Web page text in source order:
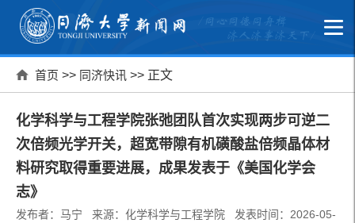
首页 >> 同济快讯 >> 正文
化学科学与工程学院张弛团队首次实现两步可逆二
次倍频光学开关，超宽带隙有机磺酸盐倍频晶体材
料研究取得重要进展，成果发表于《美国化学会
志》
发布者：马宁 来源：化学科学与工程学院 发表时间：2026-05-